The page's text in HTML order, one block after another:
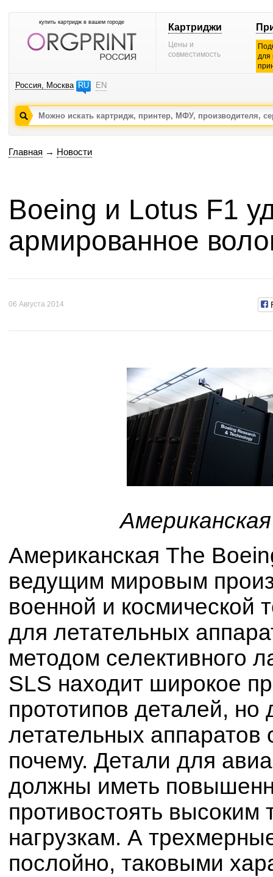
купить картридж в вашем городе Картриджи
Цены и
совместимость
для
Россия, Москва RU EN
Главная → Новости
Boeing и Lotus F1
армированное
06 Августа 2014
Американская The
ведущим мировым
военной и космической
для летательных
методом селективного
SLS находит широкое
прототипов деталей, но
летательных
почему. Детали для
должны иметь
противостоять
нагрузкам. А
послойно, таковыми